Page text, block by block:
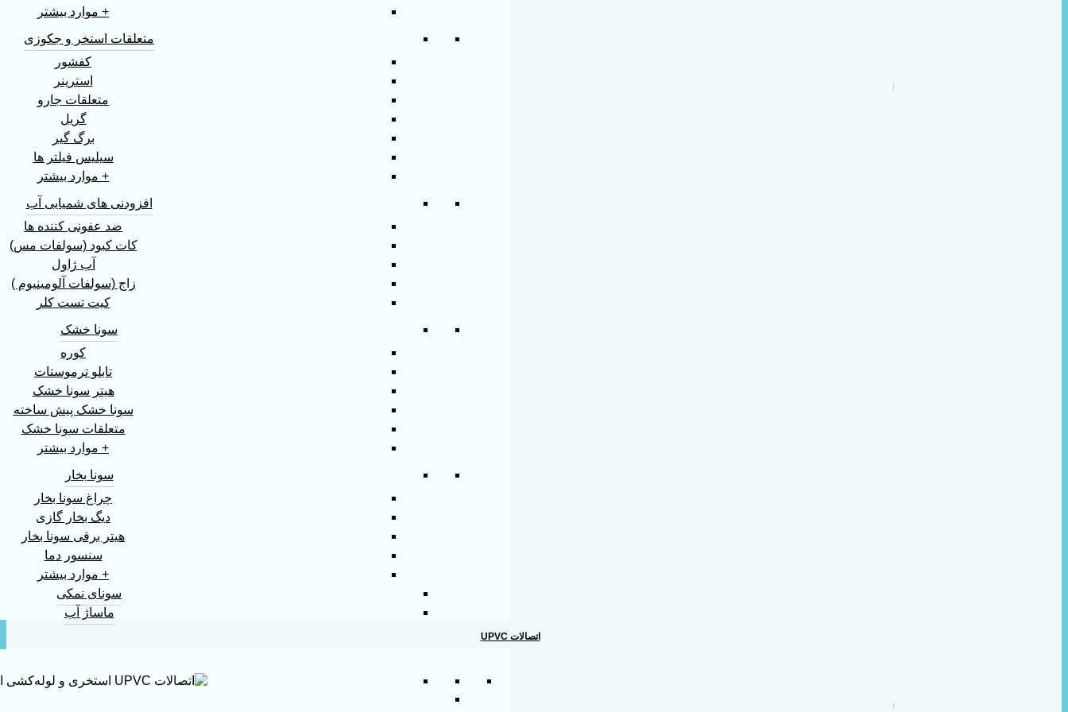
+ موارد بیشتر
متعلقات استخر و جکوزی
کفشور
استرینر
متعلقات جارو
گریل
برگ گیر
سیلیس فیلتر ها
+ موارد بیشتر
افزودنی های شمیایی آب
ضد عفونی کننده ها
کات کبود (سولفات مس)
آب ژاول
زاج (سولفات آلومینیوم )
کیت تست کلر
سونا خشک
کوره
تابلو ترموستات
هیتر سونا خشک
سونا خشک پیش ساخته
متعلقات سونا خشک
+ موارد بیشتر
سونا بخار
چراغ سونا بخار
دیگ بخار گازی
هیتر برقی سونا بخار
سنسور دما
+ موارد بیشتر
سونای نمکی
ماساژ آب
اتصالات UPVC